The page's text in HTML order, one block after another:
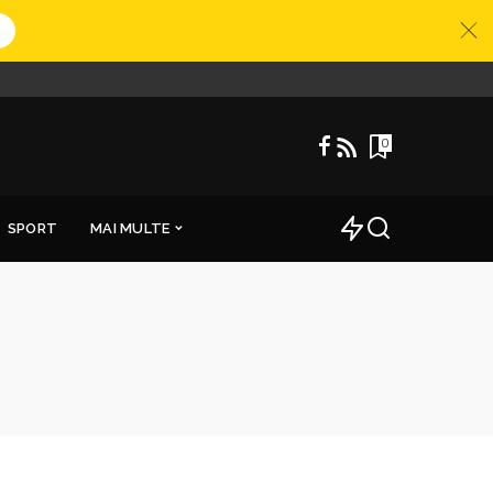
0
SPORT MAI MULTE